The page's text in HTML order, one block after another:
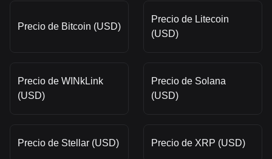
Precio de Bitcoin (USD)
Precio de Litecoin
(USD)
Precio de WINkLink
(USD)
Precio de Solana
(USD)
Precio de Stellar (USD) Precio de XRP (USD)